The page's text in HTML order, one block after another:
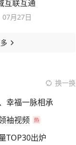
互联互通
07月27日
换一换
幸福一脉相承
袖视频
TOP30出炉